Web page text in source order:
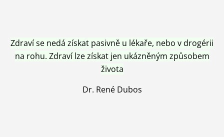
Zdraví se nedá získat pasivně u lékaře, nebo v drogérii
na rohu. Zdraví lze získat jen ukázněným způsobem
života
Dr. René Dubos